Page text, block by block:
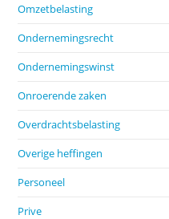
Omzetbelasting
Ondernemingsrecht
Ondernemingswinst
Onroerende zaken
Overdrachtsbelasting
Overige heffingen
Personeel
Prive